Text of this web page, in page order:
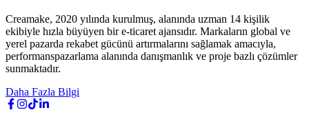
Creamake, 2020 yılında kurulmuş, alanında uzman 14 kişilik
ekibiyle hızla büyüyen bir e-ticaret ajansıdır. Markaların global ve
yerel pazarda rekabet gücünü artırmalarını sağlamak amacıyla,
performanspazarlama alanında danışmanlık ve proje bazlı çözümler
sunmaktadır.
Daha Fazla Bilgi